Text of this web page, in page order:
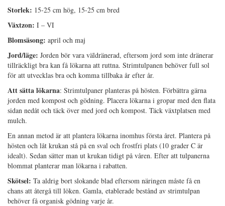
Storlek: 15-25 cm hög, 15-25 cm bred
Växtzon: I – VI
Blomsäsong: april och maj
Jord/läge: Jorden bör vara väldränerad, eftersom jord som inte dränerar
tillräckligt bra kan få lökarna att ruttna. Strimtulpanen behöver full sol
för att utvecklas bra och komma tillbaka år efter år.
Att sätta lökarna: Strimtulpaner planteras på hösten. Förbättra gärna
jorden med kompost och gödning. Placera lökarna i gropar med den flata
sidan nedåt och täck över med jord och kompost. Täck växtplatsen med
mulch.
En annan metod är att plantera lökarna inomhus första året. Plantera på
hösten och låt krukan stå på en sval och frostfri plats (10 grader C är
idealt). Sedan sätter man ut krukan tidigt på våren. Efter att tulpanerna
blommat planterar man lökarna i rabatten.
Skötsel: Ta aldrig bort slokande blad eftersom näringen måste få en
chans att återgå till löken. Gamla, etablerade bestånd av strimtulpan
behöver få organisk gödning varje år.